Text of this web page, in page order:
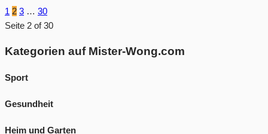
1 2 3 … 30
Seite 2 of 30
Kategorien auf Mister-Wong.com
Sport
Gesundheit
Heim und Garten